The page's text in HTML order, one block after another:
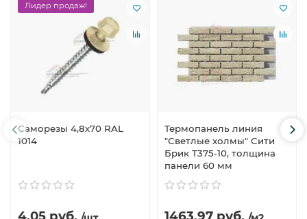
Лидер продаж!
Саморезы 4,8х70 RAL
1014
Термопанель линия
"Светлые холмы" Сити
Брик Т375-10, толщина
панели 60 мм